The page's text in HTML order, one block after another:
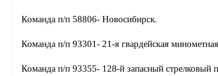
Команда п/п 58806- Новосибирск.
Команда п/п 93301- 21-я гвардейская
Команда п/п 93355- 128-й запасный стрелковый